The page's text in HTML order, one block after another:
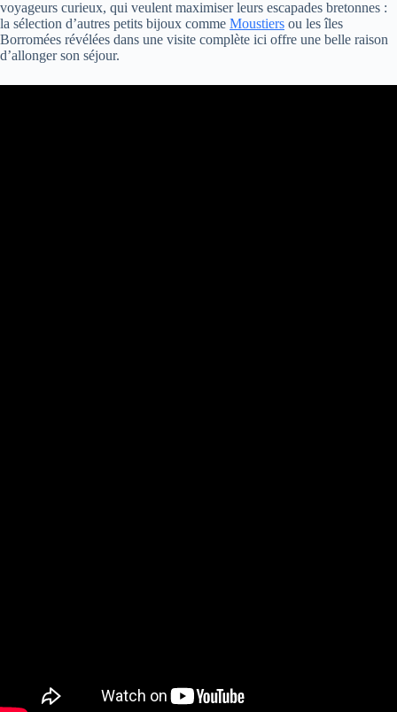
voyageurs curieux, qui veulent maximiser leurs escapades bretonnes :
la sélection d’autres petits bijoux comme Moustiers ou les îles
Borromées révélées dans une visite complète ici offre une belle raison
d’allonger son séjour.